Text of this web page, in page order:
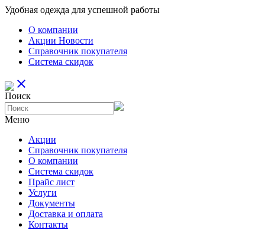
Удобная одежда для успешной работы
О компании
Aкции Новости
Справочник покупателя
Система скидок
close
Поиск
Меню
Aкции
Справочник покупателя
О компании
Система скидок
Прайс лист
Услуги
Документы
Доставка и оплата
Контакты